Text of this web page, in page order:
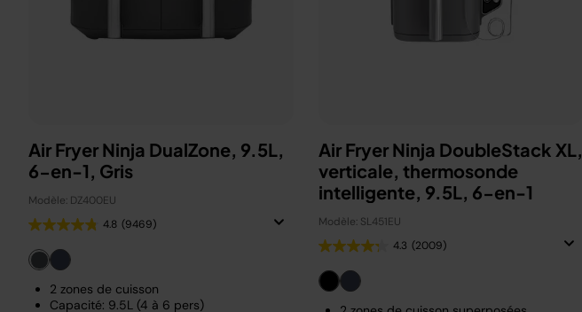
Air Fryer Ninja DualZone, 9.5L,
6-en-1, Gris
Modèle: DZ400EU
4.8 (9469)
2 zones de cuisson
Capacité: 9.5L (4 à 6 pers)
Air Fryer Ninja DoubleStack XL,
verticale, thermosonde
intelligente, 9.5L, 6-en-1
Modèle: SL451EU
4.3 (2009)